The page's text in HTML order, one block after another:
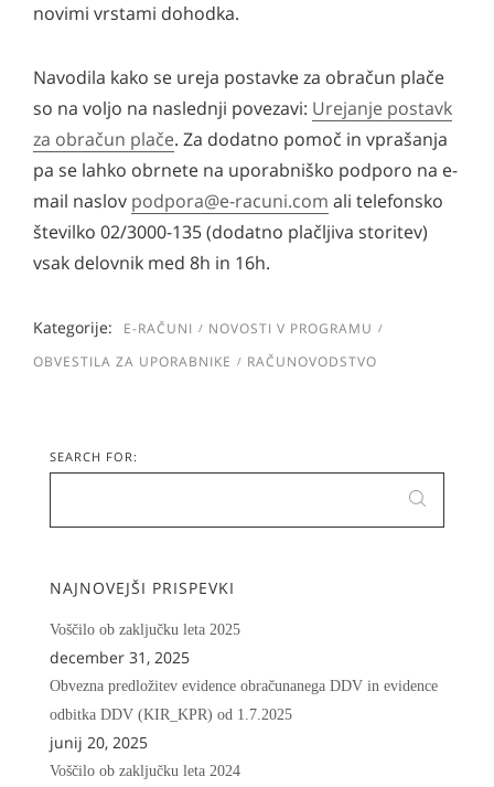
novimi vrstami dohodka.
Navodila kako se ureja postavke za obračun plače
so na voljo na naslednji povezavi: Urejanje postavk
za obračun plače. Za dodatno pomoč in vprašanja
pa se lahko obrnete na uporabniško podporo na e-
mail naslov podpora@e-racuni.com ali telefonsko
številko 02/3000-135 (dodatno plačljiva storitev)
vsak delovnik med 8h in 16h.
Kategorije: E-RAČUNI
NOVOSTI V PROGRAMU
OBVESTILA ZA UPORABNIKE
RAČUNOVODSTVO
SEARCH FOR:
NAJNOVEJŠI PRISPEVKI
Voščilo ob zaključku leta 2025
december 31, 2025
Obvezna predložitev evidence obračunanega DDV in evidence
odbitka DDV (KIR_KPR) od 1.7.2025
junij 20, 2025
Voščilo ob zaključku leta 2024